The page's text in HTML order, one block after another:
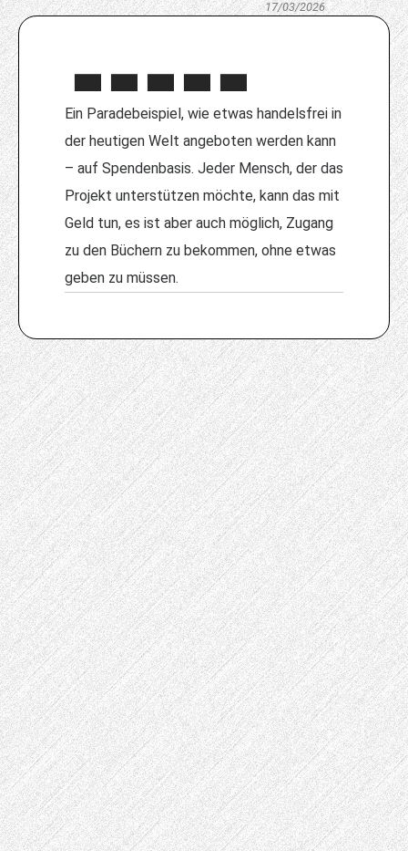
17/03/2026
Ein Paradebeispiel, wie etwas handelsfrei in
der heutigen Welt angeboten werden kann
– auf Spendenbasis. Jeder Mensch, der das
Projekt unterstützen möchte, kann das mit
Geld tun, es ist aber auch möglich, Zugang
zu den Büchern zu bekommen, ohne etwas
geben zu müssen.